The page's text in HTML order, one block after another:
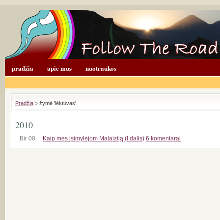
pradžia apie mus nuotraukos
Pradžia » žymė 'lėktuvas'
2010
Bir 08 Kaip mes įsimylėjom Malaiziją (I dalis) 6 komentarai